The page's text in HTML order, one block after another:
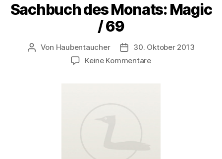
Sachbuch des Monats: Magic
/ 69
Beitragsautor
Von Haubentaucher Veröffentlichungsdatum
30. Oktober 2013
Keine Kommentarezu